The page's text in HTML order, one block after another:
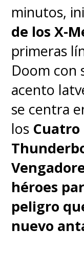
minutos,
de los X-
primeras
Doom con
acento
se centra
los Cuatro
héroes
peligro
nuevo